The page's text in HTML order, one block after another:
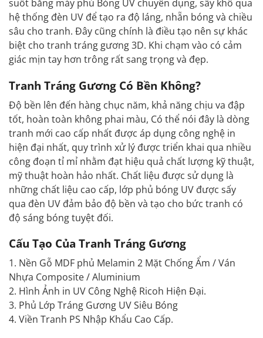
suốt bằng máy phủ Bóng UV chuyên dụng, sấy khô qua
hệ thống đèn UV để tạo ra độ láng, nhẵn bóng và chiều
sâu cho tranh. Đây cũng chính là điều tạo nên sự khác
biệt cho tranh tránggương3D. Khi chạm vào có cảm
giác mịn tay hơn trông rất sang trọng và đẹp.
Tranh Tráng Gương Có Bền Không?
Độ bền lên đến hàng chục năm, khả năng chịu va đập
tốt, hoàn toàn không phai màu, Có thể nói đây là dòng
tranh mới cao cấp nhất được áp dụng công nghệ in
hiện đại nhất, quy trình xử lý được triển khai qua nhiều
công đoạn tỉ mỉ nhằm đạt hiệu quả chất lượng kỹ thuật,
mỹ thuật hoàn hảo nhất. Chất liệu được sử dụng là
những chất liệu cao cấp, lớp phủ bóng UV được sấy
qua đèn UV đảm bảo độ bền và tạo cho bức tranh có
độ sáng bóng tuyệt đối.
Cấu Tạo Của Tranh Tráng Gương
1. Nền Gỗ MDF phủ Melamin 2 Mặt Chống Ẩm / Ván
Nhựa Composite / Aluminium
2. Hình Ảnh in UV Công Nghệ Ricoh Hiện Đại.
3. Phủ Lớp Tráng Gương UV Siêu Bóng
4. Viền Tranh PS Nhập Khẩu Cao Cấp.